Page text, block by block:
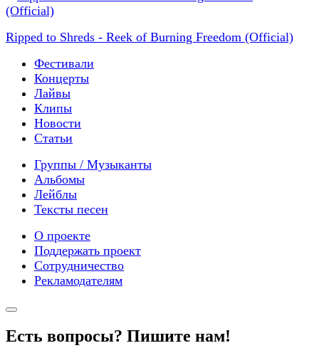
Ripped to Shreds - Reek of Burning Freedom (Official)
Фестивали
Концерты
Лайвы
Клипы
Новости
Статьи
Группы / Музыканты
Альбомы
Лейблы
Тексты песен
О проекте
Поддержать проект
Сотрудничество
Рекламодателям
Есть вопросы? Пишите нам!